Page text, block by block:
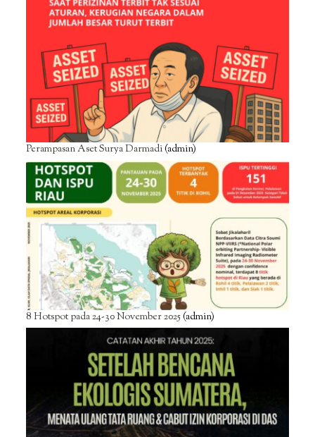
Perampasan Aset Surya Darmadi(admin)
8 Hotspot pada 24-30 November 2025(admin)